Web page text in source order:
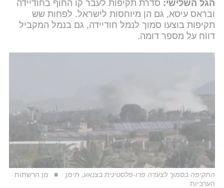
הגל השלישי: סדרת תקיפות לעבר קו החוף בחודיידה
ובראס עיסא, גם הן מיוחסות לישראל. לפחות שש
תקיפות בוצעו סמוך לנמל חודיידה, גם בנמל המקביל
דווח על מספר דומה.
התקיפה בסמוך לצעדה פרו-פלסטינית בצנאע, תימן
מן הרשתות
הערביות